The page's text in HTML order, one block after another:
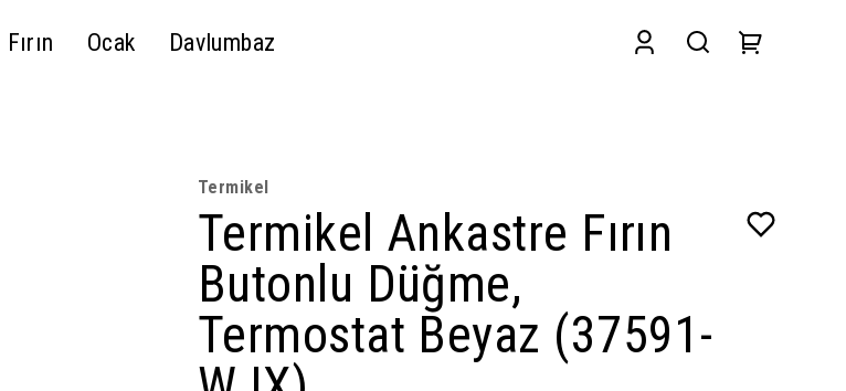
Fırın Ocak Davlumbaz
Termikel
Termikel Ankastre Fırın
Butonlu Düğme,
Termostat Beyaz (37591-